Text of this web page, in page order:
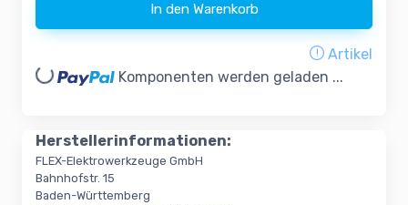
In den Warenkorb
Artikel
Komponenten werden geladen ...
Herstellerinformationen:
FLEX-Elektrowerkzeuge GmbH
Bahnhofstr. 15
Baden-Württemberg